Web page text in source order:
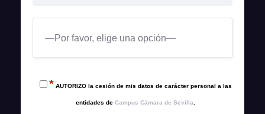
* AUTORIZO la cesión de mis datos de carácter personal a las
entidades de Campus Cámara de Sevilla